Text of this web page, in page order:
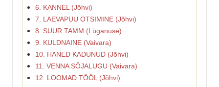
6. KANNEL (Jõhvi)
7. LAEVAPUU OTSIMINE (Jõhvi)
8. SUUR TAMM (Lüganuse)
9. KULDNAINE (Vaivara)
10. HANED KADUNUD (Jõhvi)
11. VENNA SÕJALUGU (Vaivara)
12. LOOMAD TÖÖL (Jõhvi)